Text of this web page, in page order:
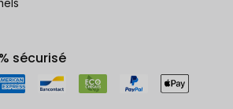
sécurisé